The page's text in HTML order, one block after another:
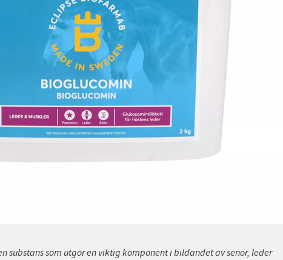
substans som utgör en viktig komponent i bildandet av senor, leder